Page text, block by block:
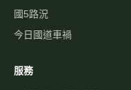
國5路況
今日國道車禍
服務